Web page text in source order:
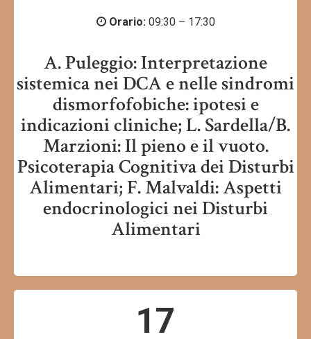
Orario:09:30 – 17:30
A. Puleggio: Interpretazione
sistemica nei DCA e nelle sindromi
dismorfofobiche: ipotesi e
indicazioni cliniche; L. Sardella/B.
Marzioni: Il pieno e il vuoto.
Psicoterapia Cognitiva dei Disturbi
Alimentari; F. Malvaldi: Aspetti
endocrinologici nei Disturbi
Alimentari
17